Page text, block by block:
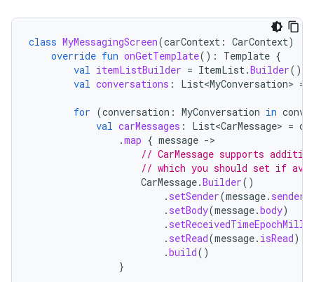
class MyMessagingScreen(carContext : CarContext)
override fun onGetTemplate(): Template {
val itemListBuilder = ItemList.Builder()
val conversations : List<MyConversation> =
for (conversation : MyConversation in
val carMessages : List<CarMessage> =
.map { message -
// CarMessage supports
// which you should set if
CarMessage.Builder()
. setSender(message. sender
. setBody(message.body)
.
. setRead(message. isRead)
.build()
}